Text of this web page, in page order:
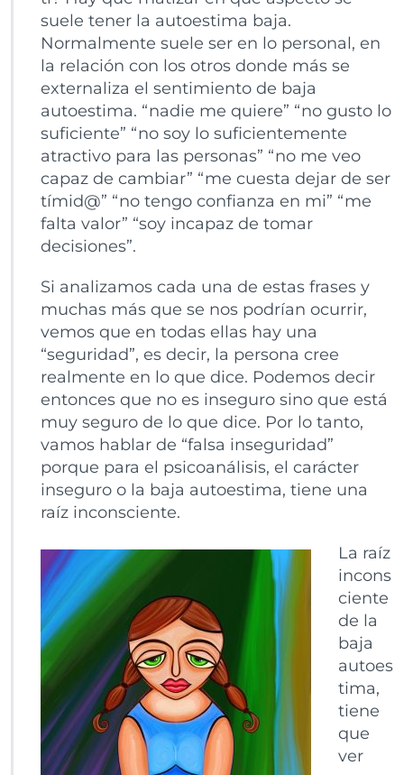
T
E
N
M
O
S
B
A
A
A
U
S
T
I
A
suele tener la autoestima baja.
Normalmente suele ser en lo personal, en
la relación con los otros donde más se
externaliza el sentimiento de baja
autoestima. “nadie me quiere” “no gusto lo
suficiente” “no soy lo suficientemente
atractivo para las personas” “no me veo
capaz de cambiar” “me cuesta dejar de ser
tímid@” “no tengo confianza en mi” “me
falta valor” “soy incapaz de tomar
decisiones”.
Si analizamos cada una de estas frases y
muchas más que se nos podrían ocurrir,
vemos que en todas ellas hay una
“seguridad”, es decir, la persona cree
realmente en lo que dice. Podemos decir
entonces que no es inseguro sino que está
muy seguro de lo que dice. Por lo tanto,
vamos hablar de “falsa inseguridad”
porque para el psicoanálisis, el carácter
inseguro o la baja autoestima, tiene una
raíz inconsciente.
La raíz
incons
ciente
de la
baja
autoes
tima,
tiene
que
ver